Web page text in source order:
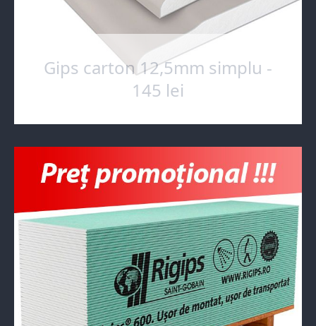
Gips carton 12,5mm simplu -
145 lei